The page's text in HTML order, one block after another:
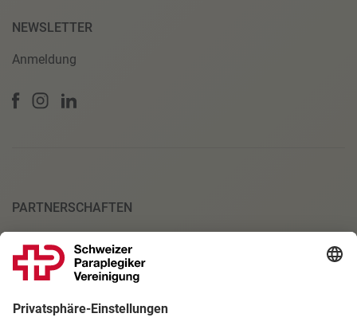
NEWSLETTER
Anmeldung
PARTNERSCHAFTEN